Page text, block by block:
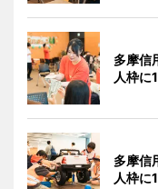
多摩信
人枠に
多摩信
人枠に